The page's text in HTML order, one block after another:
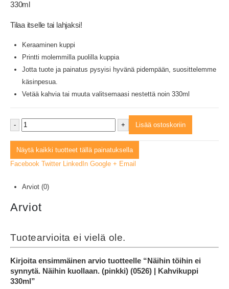
330ml
Tilaa itselle tai lahjaksi!
Keraaminen kuppi
Printti molemmilla puolilla kuppia
Jotta tuote ja painatus pysyisi hyvänä pidempään, suosittelemme
käsinpesua.
Vetää kahvia tai muuta valitsemaasi nestettä noin 330ml
- + Lisää ostoskoriin
Näytä kaikki tuotteet tällä painatuksella
Facebook Twitter LinkedIn Google + Email
Arviot (0)
Arviot
Tuotearvioita ei vielä ole.
Kirjoita ensimmäinen arvio tuotteelle “Näihin töihin ei
synnytä. Näihin kuollaan. (pinkki) (0526) | Kahvikuppi
330ml”